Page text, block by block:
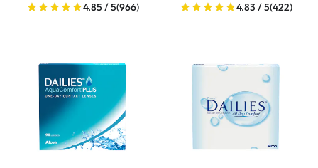
4.85 / 5(966) 4.83 / 5(422)